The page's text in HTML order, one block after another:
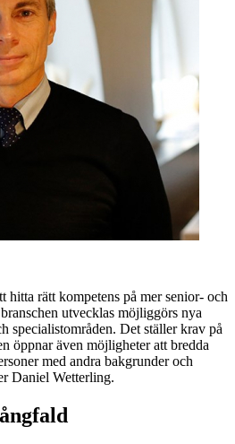
hitta rätt kompetens på mer senior- och
utvecklas möjliggörs nya
specialistområden. Det ställer krav på
öppnar även möjligheter att bredda
med andra bakgrunder och
Daniel Wetterling.